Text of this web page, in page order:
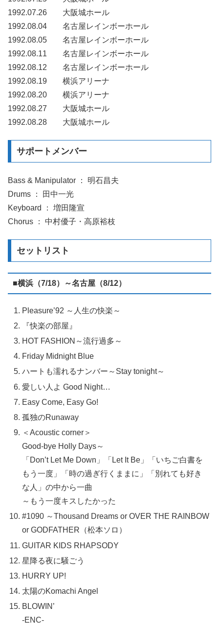
1992.07.26 大阪城ホール
1992.08.04 名古屋レインボーホール
1992.08.05 名古屋レインボーホール
1992.08.11 名古屋レインボーホール
1992.08.12 名古屋レインボーホール
1992.08.19 横浜アリーナ
1992.08.20 横浜アリーナ
1992.08.27 大阪城ホール
1992.08.28 大阪城ホール
サポートメンバー
Bass & Manipulator ： 明石昌夫
Drums ： 田中一光
Keyboard ： 増田隆宣
Chorus ： 中村優子・高原裕枝
セットリスト
■横浜（7/18）～名古屋（8/12）
Pleasure’92 ～人生の快楽～
『快楽の部屋』
HOT FASHION～流行過多～
Friday Midnight Blue
ハートも濡れるナンバー～Stay tonight～
愛しい人よ Good Night…
Easy Come, Easy Go!
孤独のRunaway
＜Acoustic corner＞
Good-bye Holly Days～
「Don’t Let Me Down」「Let It Be」「いちご白書を
もう一度」「時の過ぎ行くままに」「別れても好き
な人」の中から一曲
～もう一度キスしたかった
#1090 ～Thousand Dreams or OVER THE RAINBOW
or GODFATHER（松本ソロ）
GUITAR KIDS RHAPSODY
星降る夜に騒ごう
HURRY UP!
太陽のKomachi Angel
BLOWIN’
-ENC-